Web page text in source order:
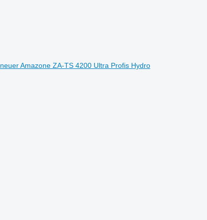
neuer Amazone ZA-TS 4200 Ultra Profis Hydro